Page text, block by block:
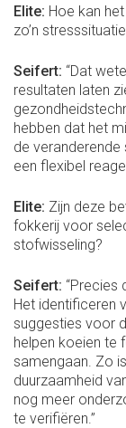
Elite: Hoe kan
zo’n
Seifert: “Dat
resultaten laten
hebben dat het
de veranderende
een flexibel
Elite: Zijn deze
fokkerij voor
stofwisseling?
Seifert: “Precies
Het identificeren
suggesties voor
helpen koeien te
samengaan. Zo
duurzaamheid
nog meer
te verifiëren.”